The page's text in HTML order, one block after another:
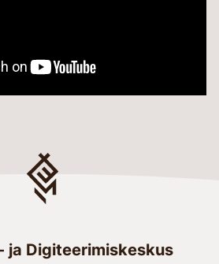
ja Digiteerimiskeskus